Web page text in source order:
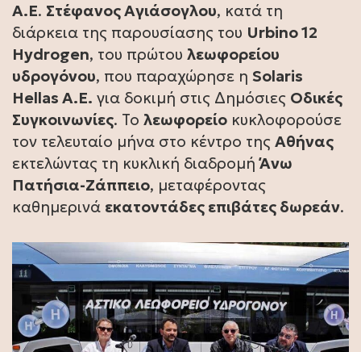
Α.Ε. Στέφανος Αγιάσογλου, κατά τη
διάρκεια της παρουσίασης του Urbino 12
Hydrogen, του πρώτου λεωφορείου
υδρογόνου, που παραχώρησε η Solaris
Hellas A.Ε. για δοκιμή στις Δημόσιες Οδικές
Συγκοινωνίες. Το λεωφορείο κυκλοφορούσε
τον τελευταίο μήνα στο κέντρο της Αθήνας
εκτελώντας τη κυκλική διαδρομήΆνω
Πατήσια-Ζάππειο, μεταφέροντας
καθημερινά εκατοντάδες επιβάτες δωρεάν.